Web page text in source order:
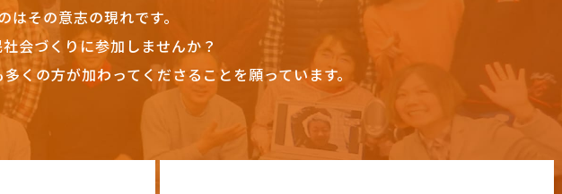
その意志の現れです。
会づくりに参加しませんか？
くの方が加わってくださることを願っています。